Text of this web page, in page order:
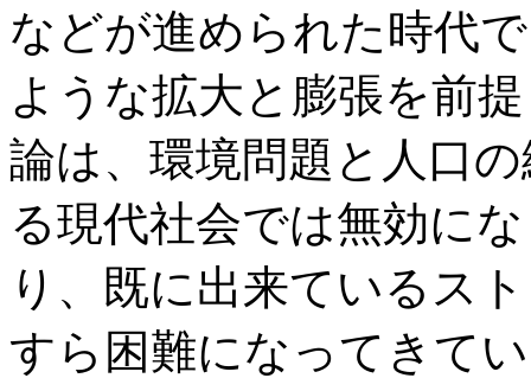
などが進められた時代
ような拡大と膨張を前
論は、環境問題と人口
る現代社会では無効に
り、既に出来ているス
すら困難になってきて